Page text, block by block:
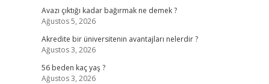
Avazı çıktığı kadar bağırmak ne demek ?
Ağustos 5, 2026
Akredite bir üniversitenin avantajları nelerdir ?
Ağustos 3, 2026
56 beden kaç yaş ?
Ağustos 3, 2026